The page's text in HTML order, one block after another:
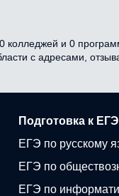
и 0
с адресами,
Подготовка к ЕГЭ
ЕГЭ по русскому
ЕГЭ по
ЕГЭ по